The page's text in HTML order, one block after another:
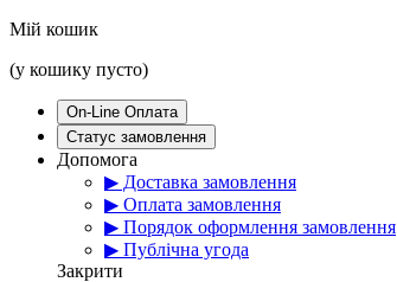
Мій кошик
(у кошику пусто)
On-Line Оплата
Статус замовлення
Допомога
▶ Доставка замовлення
▶ Оплата замовлення
▶ Порядок оформлення замовлення
▶ Публічна угода
Закрити